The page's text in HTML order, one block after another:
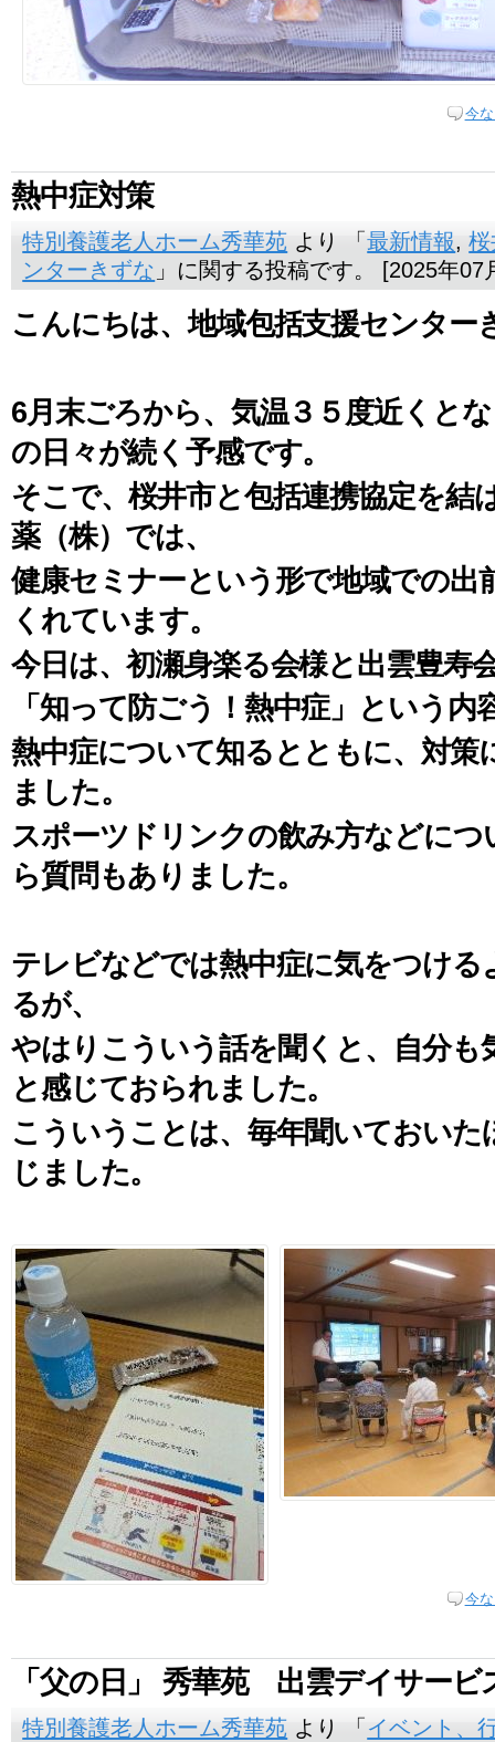
今
熱中症対策
特別養護老人ホーム秀華苑 より 「最新情報,
ンターきずな 」に関する投稿です。 [2025年07
こんにちは、地域包括支援センター
6月末ごろから、気温３５度近くと
の日々が続く予感です。
そこで、桜井市と包括連携協定を結
薬（株）では、
健康セミナーという形で地域での出
くれています。
今日は、初瀬身楽る会様と出雲豊寿
「知って防ごう！熱中症」という内
熱中症について知るとともに、対策
ました。
スポーツドリンクの飲み方などにつ
ら質問もありました。
テレビなどでは熱中症に気をつける
るが、
やはりこういう話を聞くと、自分も
と感じておられました。
こういうことは、毎年聞いておいた
じました。
今
「父の日」 秀華苑 出雲デイサービ
特別養護老人ホーム秀華苑 より 「 イベント、